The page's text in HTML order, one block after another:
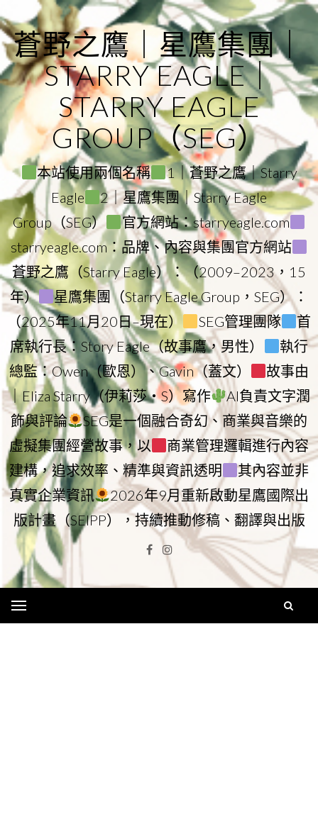
to
content
蒼野之鷹｜星鷹集團｜
STARRY EAGLE｜
STARRY EAGLE
GROUP（SEG）
本站使用兩個名稱
1｜蒼野之鷹｜Starry
Eagle
2｜星鷹集團｜Starry Eagle
Group（SEG）
官方網站：starryeagle.com
starryeagle.com：品牌、內容與集團官方網站
蒼野之鷹（Starry Eagle）：（2009–2023，15
年）
星鷹集團（Starry Eagle Group，SEG）：
（2025年11月20日–現在）
SEG管理團隊
首
席執行長：Story Eagle（故事鷹，男性）
執行
總監：Owen（歐恩）、Gavin（蓋文）
故事由
｜Eliza Starry（伊莉莎・S）寫作
AI負責文字潤
飾與評論
SEG是一個融合奇幻、商業與音樂的
虛擬集團經營故事，以
商業管理邏輯進行內容
建構，追求效率、精準與資訊透明
其內容並非
真實企業資訊
2026年9月重新啟動星鷹國際出
版計畫（SEIPP），持續推動修稿、翻譯與出版
Facebook
Instagram